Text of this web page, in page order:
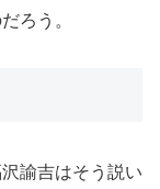
ろう。
諭吉はそう説い